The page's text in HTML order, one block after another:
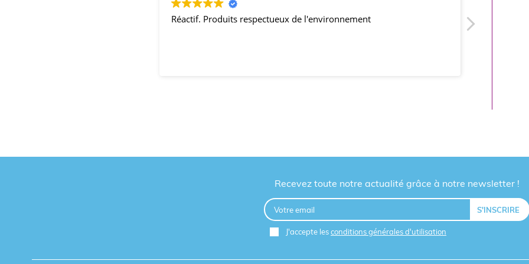
Réactif. Produits respectueux de l'environnement
Recevez toute notre actualité grâce à notre newsletter !
J'accepte lesconditions générales d'utilisation